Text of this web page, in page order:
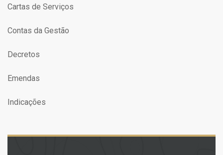
Cartas de Serviços
Contas da Gestão
Decretos
Emendas
Indicações